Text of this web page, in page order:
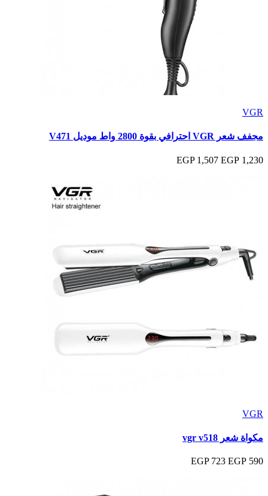
VGR
مجفف شعر VGR احترافي بقوة 2800 واط موديل V471
1,230 EGP
1,507 EGP
VGR
مكواة شعر vgr v518
590 EGP
723 EGP